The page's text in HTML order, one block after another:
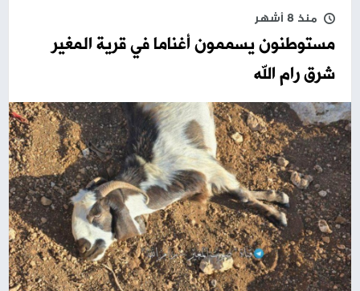
منذ 8 أشهر
مستوطنون يسممون أغناما في قرية المغير
شرق رام الله